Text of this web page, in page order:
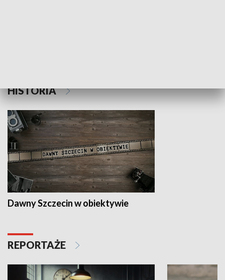
HISTORIA
Dawny Szczecin w obiektywie
REPORTAŻE